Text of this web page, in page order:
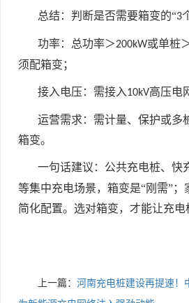
总结：判断是否需要箱变的“3
功率：总功率＞200kW或单桩
须配箱变；
接入电压：需接入10kV高压电
运营需求：需计量、保护或
箱变。
一句话建议：公共充电桩、快
等集中充电场景，箱变是“刚需”
简化配置。选对箱变，才能让充电
上一篇： 河南充电桩建设再提速！